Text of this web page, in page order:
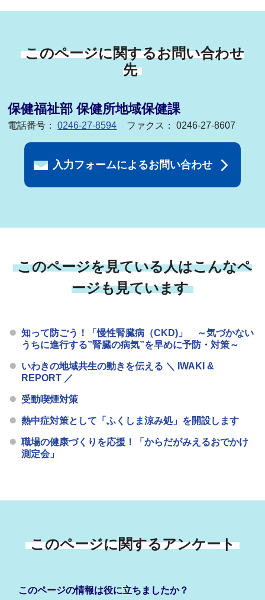
このページに関するお問い合わせ
先
保健福祉部 保健所地域保健課
電話番号：0246-27-8594 ファクス： 0246-27-8607
入力フォームによるお問い合わせ
このページを見ている人はこんなペ
ージも見ています
知って防ごう！「慢性腎臓病（CKD)」 ～気づかない
うちに進行する”腎臓の病気”を早めに予防・対策～
いわきの地域共生の動きを伝える ＼ IWAKI &
REPORT ／
受動喫煙対策
熱中症対策として「ふくしま涼み処」を開設します
職場の健康づくりを応援！「からだがみえるおでかけ
測定会」
このページに関するアンケート
このページの情報は役に立ちましたか？